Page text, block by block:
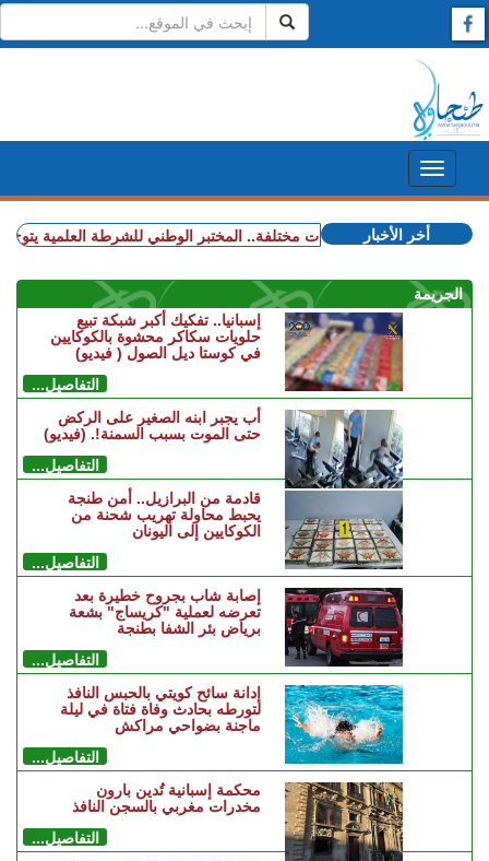
+ في تخصصات مختلفة.. المختبر الوطني للشرطة العلمية يتوج بشهادة+ بعد المرحلة الابتدائية.. انطلاق جلسات الاستئناف في محاكمة المتهمين في ملف قضية "إسكوبار الصحراء"أخر الأخبار
الجريمة
إسبانيا.. تفكيك أكبر شبكة تبيع
حلويات سكاكر محشوة بالكوكايين
في كوستا ديل الصول ( فيديو)
التفاصيل...
أب يجبر ابنه الصغير على الركض
حتى الموت بسبب السمنة!. (فيديو)
التفاصيل...
قادمة من البرازيل.. أمن طنجة
يحبط محاولة تهريب شحنة من
الكوكايين إلى اليونان
التفاصيل...
إصابة شاب بجروح خطيرة بعد
تعرضه لعملية "كريساج" بشعة
برياض بئر الشفا بطنجة
التفاصيل...
إدانة سائح كويتي بالحبس النافذ
لتورطه بحادث وفاة فتاة في ليلة
ماجنة بضواحي مراكش
التفاصيل...
محكمة إسبانية تُدين بارون
مخدرات مغربي بالسجن النافذ
التفاصيل...